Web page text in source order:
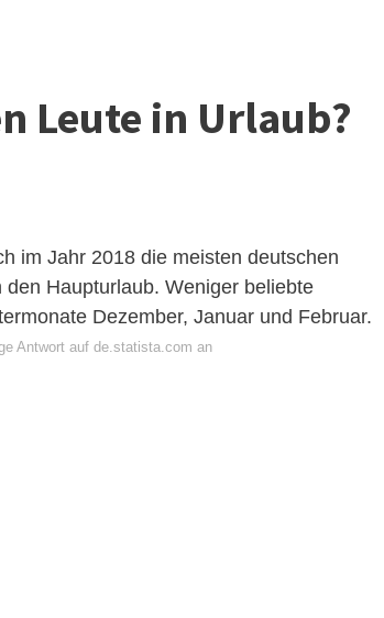
Leute in Urlaub?
im Jahr 2018 die meisten deutschen
Haupturlaub. Weniger beliebte
Dezember, Januar und Februar.
Antwort auf de.statista.com an